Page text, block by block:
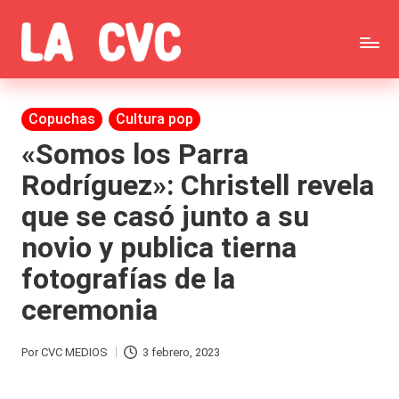
Saltar
al
contenido
C
o
p
u
c
h
a
s
y
F
Todas
las
noticias
de
la
farándula,
Realitys,
Tierra
Brava,
Publicada
Copuchas Cultura pop
«Somos los Parra
Rodríguez»: Christell revela
que se casó junto a su
novio y publica tierna
fotografías de la
ceremonia
Publicado
PorCVC MEDIOS 3 febrero, 2023